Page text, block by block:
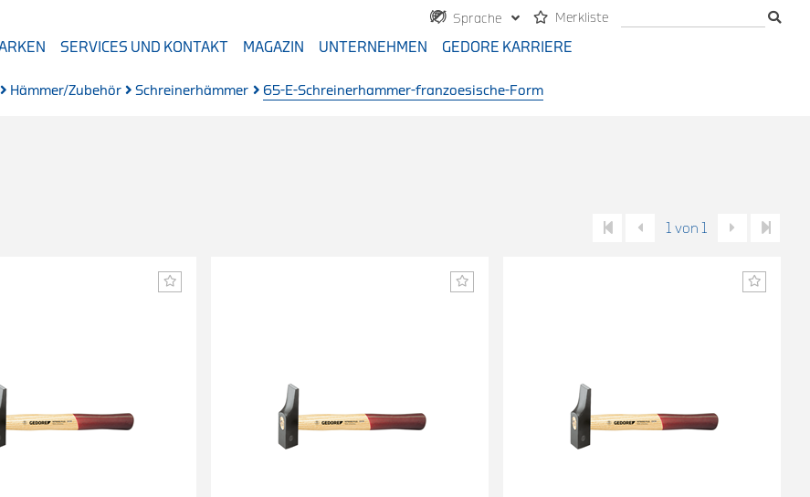
Sprache Merkliste
SERVICES UND KONTAKT MAGAZIN UNTERNEHMEN GEDORE KARRIERE
Hämmer/Zubehör Schreinerhämmer 65-E-Schreinerhammer-franzoesische-Form
1 von 1